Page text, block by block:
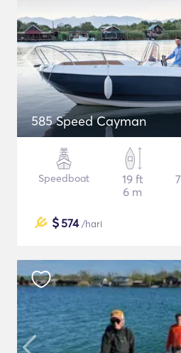
585 Speed Cayman
Speedboat
19 ft
6 m
$574/hari